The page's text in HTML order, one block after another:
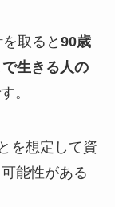
取ると 90歳
生きる人の
。
を想定して資
能性がある